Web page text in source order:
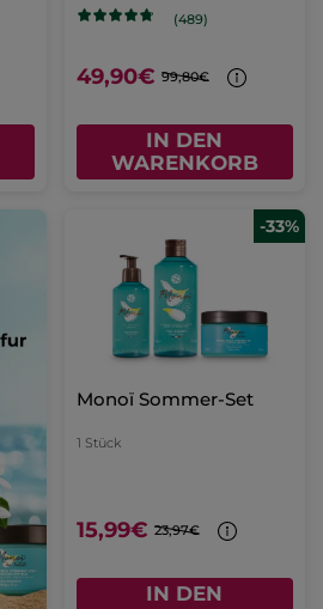
(489)
49,90€ 99,80€
IN DEN
WARENKORB
-33%
Monoï Sommer-Set
1 Stück
15,99€ 23,97€
IN DEN